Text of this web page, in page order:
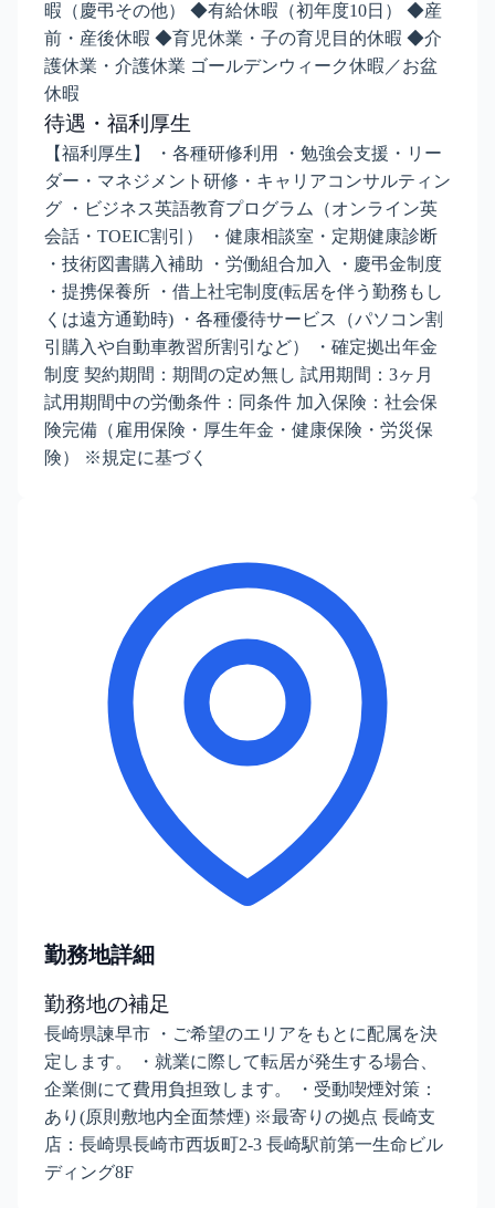
暇（慶弔その他） ◆有給休暇（初年度10日） ◆産
前・産後休暇 ◆育児休業・子の育児目的休暇 ◆介
護休業・介護休業 ゴールデンウィーク休暇／お盆
休暇
待遇・福利厚生
【福利厚生】 ・各種研修利用 ・勉強会支援・リー
ダー・マネジメント研修・キャリアコンサルティン
グ ・ビジネス英語教育プログラム（オンライン英
会話・TOEIC割引） ・健康相談室・定期健康診断
・技術図書購入補助 ・労働組合加入 ・慶弔金制度
・提携保養所 ・借上社宅制度(転居を伴う勤務もし
くは遠方通勤時) ・各種優待サービス（パソコン割
引購入や自動車教習所割引など） ・確定拠出年金
制度 契約期間：期間の定め無し 試用期間：3ヶ月
試用期間中の労働条件：同条件 加入保険：社会保
険完備（雇用保険・厚生年金・健康保険・労災保
険） ※規定に基づく
勤務地詳細
勤務地の補足
長崎県諫早市 ・ご希望のエリアをもとに配属を決
定します。 ・就業に際して転居が発生する場合、
企業側にて費用負担致します。 ・受動喫煙対策：
あり(原則敷地内全面禁煙) ※最寄りの拠点 長崎支
店：長崎県⻑崎市⻄坂町2-3 長崎駅前第一生命ビル
ディング8F